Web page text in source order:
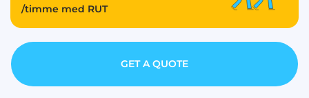
/timme med RUT
GET A QUOTE